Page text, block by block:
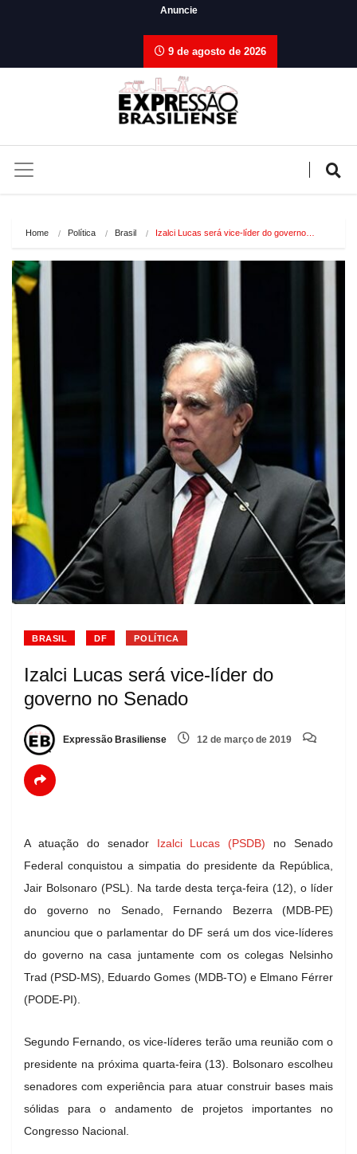
Anuncie
9 de agosto de 2026
Home Política Brasil Izalci Lucas será vice-líder do governo…
BRASIL DF POLÍTICA
Izalci Lucas será vice-líder do
governo no Senado
Expressão Brasiliense 12 de março de 2019
A atuação do senador Izalci Lucas (PSDB) no Senado
Federal conquistou a simpatia do presidente da República,
Jair Bolsonaro (PSL). Na tarde desta terça-feira (12), o líder
do governo no Senado, Fernando Bezerra (MDB-PE)
anunciou que o parlamentar do DF será um dos vice-líderes
do governo na casa juntamente com os colegas Nelsinho
Trad (PSD-MS), Eduardo Gomes (MDB-TO) e Elmano Férrer
(PODE-PI).
Segundo Fernando, os vice-líderes terão uma reunião com o
presidente na próxima quarta-feira (13). Bolsonaro escolheu
senadores com experiência para atuar construir bases mais
sólidas para o andamento de projetos importantes no
Congresso Nacional.